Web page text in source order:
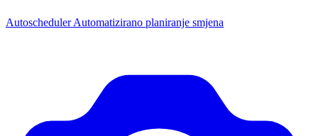
AutoschedulerAutomatizirano planiranje smjena